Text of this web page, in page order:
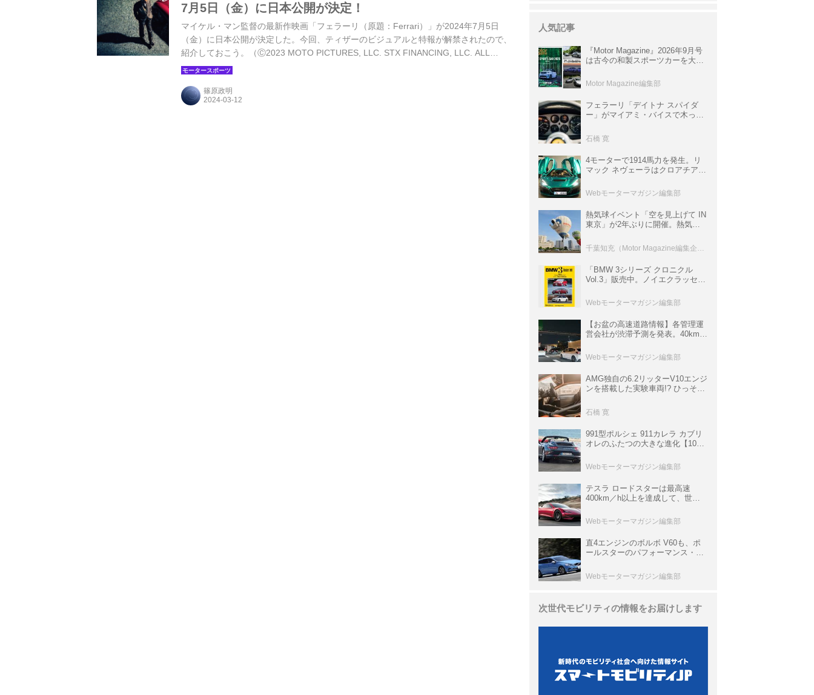
7月5日（金）に日本公開が決定！
マイケル・マン監督の最新作映画「フェラーリ（原題：Ferrari）」が2024年7月5日
（金）に日本公開が決定した。今回、ティザーのビジュアルと特報が解禁されたので、
紹介しておこう。（Ⓒ2023 MOTO PICTURES, LLC. STX FINANCING, LLC. ALL
RIGHTS RESERVED.）
篠原政明
人気記事
『Motor Magazine』2026年9月号
は古今の和製スポーツカーを大特
情報も満載
Motor Magazine編集部
フェラーリ「デイトナ スパイダ
ー」がマイアミ・バイスで木っ端
サ」に化けた理由
石橋 寛
4モーターで1914馬力を発生。リ
マック ネヴェーラはクロアチア発
ロニクル・完全版／115】
Webモーターマガジン編集部
熱気球イベント「空を見上げて IN
東京」が2年ぶりに開催。熱気球
室などのコンテンツも
「BMW 3シリーズ クロニクル
Vol.3」販売中。ノイエクラッセか
ムック
Webモーターマガジン編集部
【お盆の高速道路情報】各管理運
営会社が渋滞予測を発表。40km以
数ある
Webモーターマガジン編集部
AMG独自の6.2リッターV10エンジ
ンを搭載した実験車両!? ひっそり
P900 プロトタイプ」とは
石橋 寛
991型ポルシェ 911カレラ カブリ
オレのふたつの大きな進化【10年
Webモーターマガジン編集部
テスラ ロードスターは最高速
400km／h以上を達成して、世界
ーカークロニクル・完全版／
113】
Webモーターマガジン編集部
直4エンジンのボルボ V60も、ポ
ールスターのパフォーマンス・パ
と昔の新車】
Webモーターマガジン編集部
次世代モビリティの情報をお届けします